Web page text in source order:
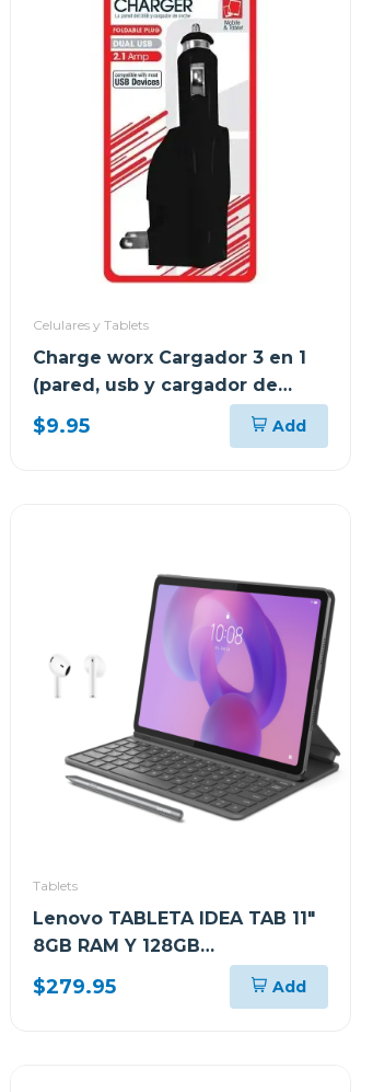
Celulares y Tablets
Charge worx Cargador 3 en 1
(pared, usb y cargador de
coche) cx3025
$9.95 Add
Tablets
Lenovo TABLETA IDEA TAB 11"
8GB RAM Y 128GB
ALMACENAMIENTO GRIS LUNAR
CON TECLADO Y PEN PLUS +
$279.95 Add